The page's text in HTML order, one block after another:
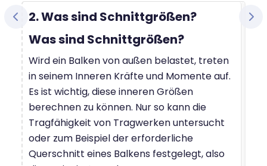
Blöcke
Abschlussbedingungen
2. Was sind Schnittgrößen?
Was sind Schnittgrößen?
Wird ein Balken von außen belastet, treten
in seinem Inneren Kräfte und Momente auf.
Es ist wichtig, diese inneren Größen
berechnen zu können. Nur so kann die
Tragfähigkeit von Tragwerken untersucht
oder zum Beispiel der erforderliche
Querschnitt eines Balkens festgelegt, also